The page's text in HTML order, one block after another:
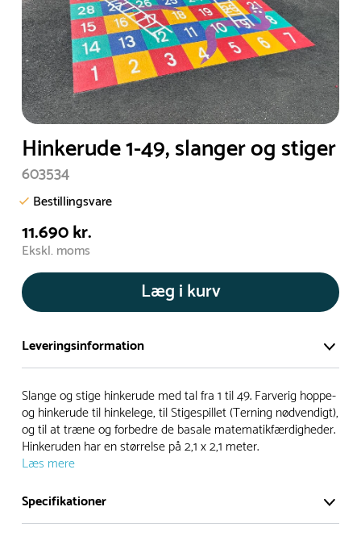
Hinkerude 1-49, slanger og stiger
603534
Bestillingsvare
11.690 kr.
Ekskl. moms
Læg i kurv
Leveringsinformation
Vi har et stort og effektivt lager på ca. 6.000 kvadratmeter
med mere end 5.000 forskellige produkter på hylderne til
omgående levering.
- Leveringstiden på lagervarer er i Danmark normalt 1-3
hverdage
- Leveringstiden på specialvarer og bestillingsvarer oplyses
Slange og stige hinkerude med tal fra 1 til 49. Farverig hoppe-
og hinkerude til hinkelege, til Stigespillet (Terning nødvendigt),
og til at træne og forbedre de basale matematikfærdigheder.
Hinkeruden har en størrelse på 2,1 x 2,1 meter.
Læs mere
Specifikationer